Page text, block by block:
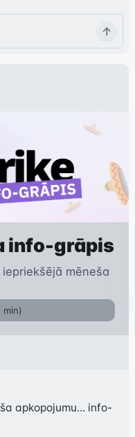
info-grāpis
mēneša
min)
apkopojumu... info-